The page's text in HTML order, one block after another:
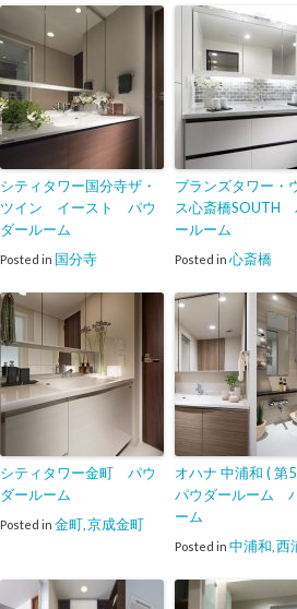
シティタワー国分寺ザ・
ツイン イースト パウ
ダールーム
Posted in 国分寺
ブランズタワー・
ス心斎橋SOUTH
ールーム
Posted in 心斎橋
シティタワー金町 パウ
ダールーム
Posted in 金町 京成金町
オハナ 中浦和 ( 第
パウダールーム
ーム
Posted in 中浦和 西